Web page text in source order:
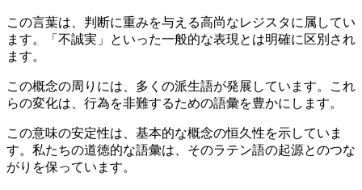
この言葉は、判断に重みを与える高尚なレジスタに属してい
ます。「不誠実」といった一般的な表現とは明確に区別され
ます。
この概念の周りには、多くの派生語が発展しています。これ
らの変化は、行為を非難するための語彙を豊かにします。
この意味の安定性は、基本的な概念の恒久性を示していま
す。私たちの道徳的な語彙は、そのラテン語の起源とのつな
がりを保っています。